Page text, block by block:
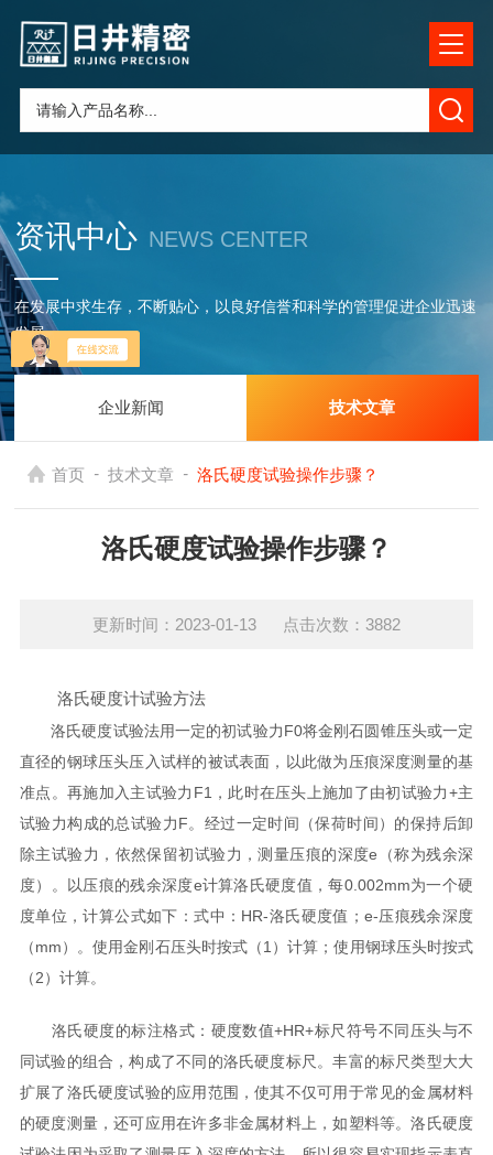
资讯中心 NEWS CENTER
在发展中求生存，不断贴心，以良好信誉和科学的管理促进企业迅速
发展
企业新闻 技术文章
首页 - 技术文章 - 洛氏硬度试验操作步骤？
洛氏硬度试验操作步骤？
更新时间：2023-01-13 点击次数：3882
洛氏硬度计试验方法
洛氏硬度试验法用一定的初试验力F0将金刚石圆锥压头或一定
直径的钢球压头压入试样的被试表面，以此做为压痕深度测量的基
准点。再施加入主试验力F1，此时在压头上施加了由初试验力+主
试验力构成的总试验力F。经过一定时间（保荷时间）的保持后卸
除主试验力，依然保留初试验力，测量压痕的深度e（称为残余深
度）。以压痕的残余深度e计算洛氏硬度值，每0.002mm为一个硬
度单位，计算公式如下：式中：HR-洛氏硬度值；e-压痕残余深度
（mm）。使用金刚石压头时按式（1）计算；使用钢球压头时按式
（2）计算。
洛氏硬度的标注格式：硬度数值+HR+标尺符号不同压头与不
同试验的组合，构成了不同的洛氏硬度标尺。丰富的标尺类型大大
扩展了洛氏硬度试验的应用范围，使其不仅可用于常见的金属材料
的硬度测量，还可应用在许多非金属材料上，如塑料等。洛氏硬度